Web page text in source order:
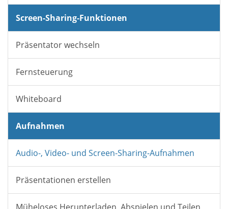
Screen-Sharing-Funktionen
Präsentator wechseln
Fernsteuerung
Whiteboard
Aufnahmen
Audio-, Video- und Screen-Sharing-Aufnahmen
Präsentationen erstellen